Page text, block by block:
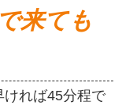
来ても
ければ45分程で